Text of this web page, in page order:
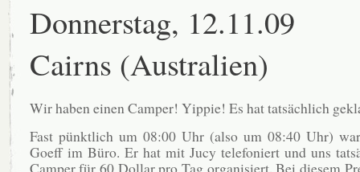
Donnerstag, 12.11.09
Cairns (Australien)
Wir haben einen Camper! Yippie! Es hat tatsächlich
Fast pünktlich um 08:00 Uhr (also um 08:40 Uhr)
Goeff im Büro. Er hat mit Jucy telefoniert und uns
Camper für 60 Dollar pro Tag organisiert. Bei diesem